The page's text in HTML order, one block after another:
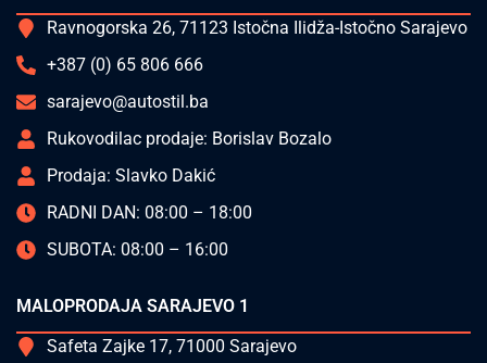
Ravnogorska 26, 71123 Istočna Ilidža-Istočno Sarajevo
+387 (0) 65 806 666
sarajevo@autostil.ba
Rukovodilac prodaje: Borislav Bozalo
Prodaja: Slavko Dakić
RADNI DAN: 08:00 – 18:00
SUBOTA: 08:00 – 16:00
MALOPRODAJA SARAJEVO 1
Safeta Zajke 17, 71000 Sarajevo